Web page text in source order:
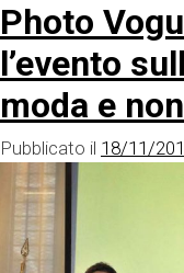
Photo
l’evento
moda e
Pubblicato il 18/11/